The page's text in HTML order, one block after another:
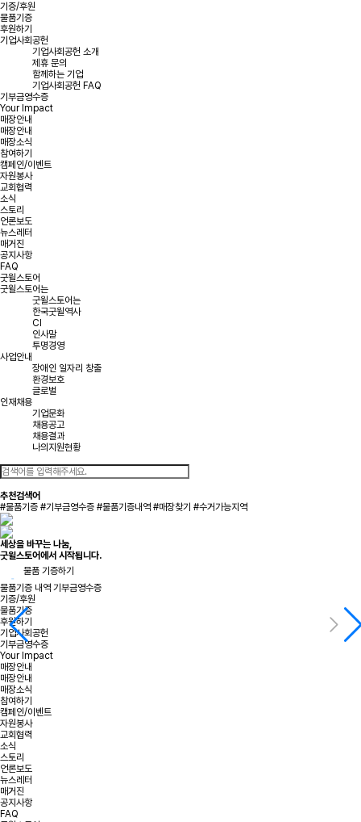
기증/후원
물품기증
후원하기
기업사회공헌
기업사회공헌 소개
제휴 문의
함께하는 기업
기업사회공헌 FAQ
기부금영수증
Your Impact
매장안내
매장안내
매장소식
참여하기
캠페인/이벤트
자원봉사
교회협력
소식
스토리
언론보도
뉴스레터
매거진
공지사항
FAQ
굿윌스토어
굿윌스토어는
굿윌스토어는
한국굿윌역사
CI
인사말
투명경영
사업안내
장애인 일자리 창출
환경보호
글로벌
인재채용
기업문화
채용공고
채용결과
나의지원현황
추천검색어
#물품기증 #기부금영수증 #물품기증내역 #매장찾기 #수거가능지역
세상을 바꾸는 나눔,
굿윌스토어에서 시작됩니다.
물품 기증하기
물품기증 내역 기부금영수증
기증/후원
물품기증
후원하기
기업사회공헌
기부금영수증
Your Impact
매장안내
매장안내
매장소식
참여하기
캠페인/이벤트
자원봉사
교회협력
소식
스토리
언론보도
뉴스레터
매거진
공지사항
FAQ